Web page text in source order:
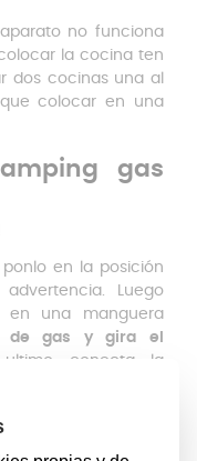
no funciona
la cocina ten
dos cocinas una al
colocar en una
gas
en la posición
Luego
en una manguera
de gas y gira el
conecta la